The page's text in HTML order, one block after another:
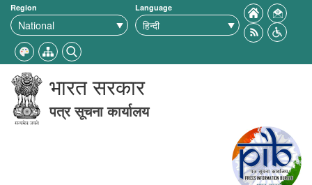
Region Language
भारत सरकार
पत्र सूचना कार्यालय